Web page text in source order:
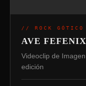
// ROCK GÓTICO
AVE
Videoclip de
edición